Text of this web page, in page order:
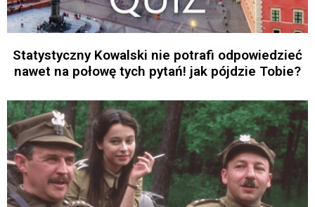
Statystyczny Kowalski nie potrafi odpowiedzieć
nawet na połowę tych pytań! jak pójdzie Tobie?